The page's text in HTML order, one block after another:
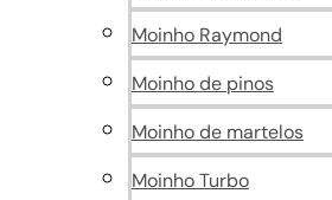
Moinho Raymond
Moinho de pinos
Moinho de martelos
Moinho Turbo